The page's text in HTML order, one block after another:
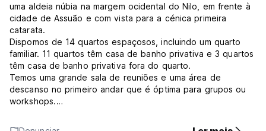
uma aldeia núbia na margem ocidental do Nilo, em frente à
cidade de Assuão e com vista para a cénica primeira
catarata.
Dispomos de 14 quartos espaçosos, incluindo um quarto
familiar. 11 quartos têm casa de banho privativa e 3 quartos
têm casa de banho privativa fora do quarto.
Temos uma grande sala de reuniões e uma área de
descanso no primeiro andar que é óptima para grupos ou
workshops.
nosso terraço no último piso.